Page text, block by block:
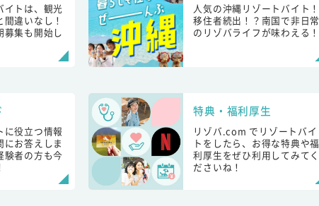
イトは、観光
違いなし！
募集も開始し
人気の沖縄リゾートバイト！
移住者続出！？南国で非日常
のリゾバライフが味わえる！
に役立つ情報
にお答えしま
験者の方も今
特典・福利厚生
リゾバ.com でリゾートバイ
トをしたら、お得な特典や福
利厚生をぜひ利用してみてく
ださいね！